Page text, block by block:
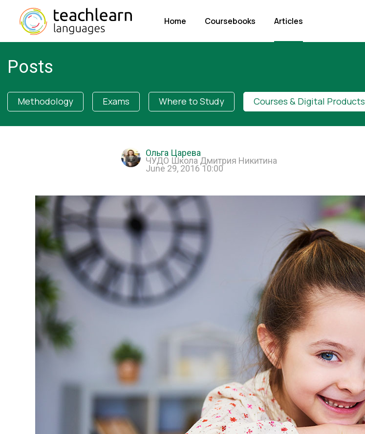
Home Coursebooks Articles
Posts
Methodology Exams Where to Study Courses & Digital Products
Ольга Царева
ЧУДО Школа Дмитрия Никитина
June 29, 2016 10:00